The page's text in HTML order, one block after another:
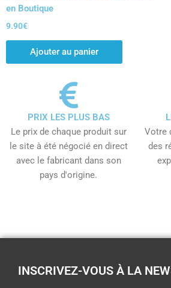
en Boutique
9.90€
Ajouter au panier
PRIX LES PLUS BAS
Le prix de chaque produit sur
le site à été négocié en direct
avec le fabricant dans son
pays d'origine.
Votre
des
INSCRIVEZ-VOUS À LA